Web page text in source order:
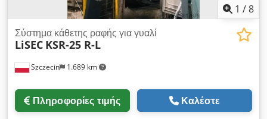
1 /8
Szczecin 1.689 km
Σύστημα κάθετης ραφής για γυαλί
LiSEC KSR-25 R-L
Πληροφορίες τιμής Καλέστε